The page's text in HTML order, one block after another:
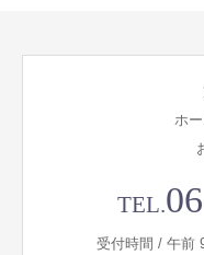
ホ
TEL.
受付時間 / 午前